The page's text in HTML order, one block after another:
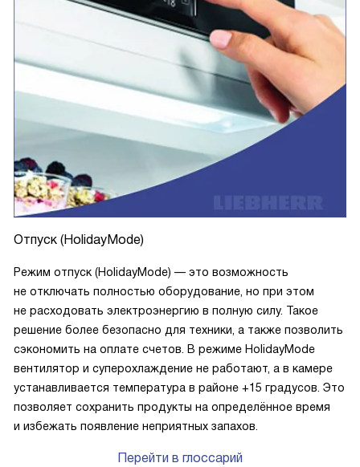
Отпуск (HolidayMode)
Режим отпуск (HolidayMode) — это возможность
не отключать полностью оборудование, но при этом
не расходовать электроэнергию в полную силу. Такое
решение более безопасно для техники, а также позволить
сэкономить на оплате счетов. В режиме HolidayMode
вентилятор и суперохлаждение не работают, а в камере
устанавливается температура в районе +15 градусов. Это
позволяет сохранить продукты на определённое время
и избежать появление неприятных запахов.
Перейти в глоссарий